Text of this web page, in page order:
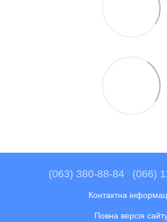
(063) 380-88-84 (066)
Контактна
Повна версія